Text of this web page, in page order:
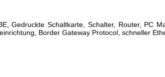
Gedruckte Schaltkarte, Schalter, Router, PC
Border Gateway Protocol, schneller